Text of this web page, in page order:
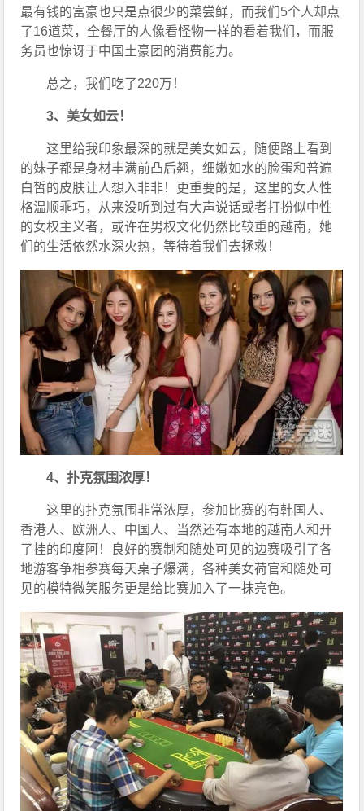
最有钱的富豪也只是点很少的菜尝鲜，而我们5个人却点
了16道菜，全餐厅的人像看怪物一样的看着我们，而服
务员也惊讶于中国土豪团的消费能力。
总之，我们吃了220万！
3、美女如云！
这里给我印象最深的就是美女如云，随便路上看到
的妹子都是身材丰满前凸后翘，细嫩如水的脸蛋和普遍
白皙的皮肤让人想入非非！更重要的是，这里的女人性
格温顺乖巧，从来没听到过有大声说话或者打扮似中性
的女权主义者，或许在男权文化仍然比较重的越南，她
们的生活依然水深火热，等待着我们去拯救！
4、扑克氛围浓厚！
这里的扑克氛围非常浓厚，参加比赛的有韩国人、
香港人、欧洲人、中国人、当然还有本地的越南人和开
了挂的印度阿！良好的赛制和随处可见的边赛吸引了各
地游客争相参赛每天桌子爆满，各种美女荷官和随处可
见的模特微笑服务更是给比赛加入了一抹亮色。